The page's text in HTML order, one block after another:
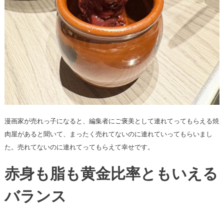
漫画家が売れっ子になると、編集者にご褒美として連れてってもらえる焼
肉屋があると聞いて、まったく売れてないのに連れていってもらいまし
た。売れてないのに連れてってもらえて幸せです。
赤身も脂も黄金比率ともいえる
バランス